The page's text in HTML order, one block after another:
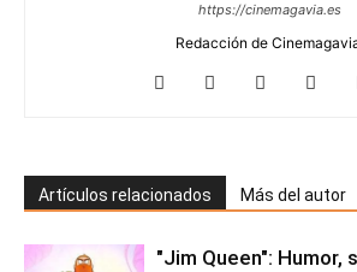
https://cinemagavia.es
Redacción de
Artículos relacionados Más del autor
"Jim Queen": Humor,